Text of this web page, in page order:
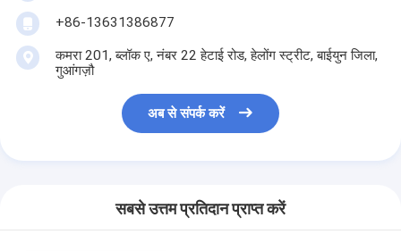
+86-13631386877
कमरा 201, ब्लॉक ए, नंबर 22 हेटाई रोड, हेलोंग स्ट्रीट, बाईयुन जिला,
गुआंगज़ौ
अब से संपर्क करें
सबसे उत्तम प्रतिदान प्राप्त करें